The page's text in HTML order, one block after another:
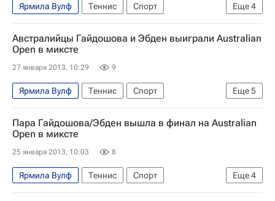
Еще4
Ярмила Вулф Теннис
Спорт
Кубок Билли Джин Кинг (Кубок Федераций)
Сборная Австралии по теннису
Сборная Чехии по теннису
Австралийцы Гайдошова и Эбден выиграли Australian
Open в миксте
27 января 2013, 10:29 9
Еще5
Ярмила Вулф Теннис
Спорт
Открытый чемпионат Австралии-2013 завершился победами Новака Джоковича и Виктории Азаренко
Australian Open
Франтишек Чермак
Люция Градецкая
Мэттью Эбден
Пара Гайдошова/Эбден вышла в финал на Australian
Open в миксте
25 января 2013, 10:03 8
Еще4
Ярмила Вулф Теннис
Спорт
Открытый чемпионат Австралии-2013 завершился победами Новака Джоковича и Виктории Азаренко